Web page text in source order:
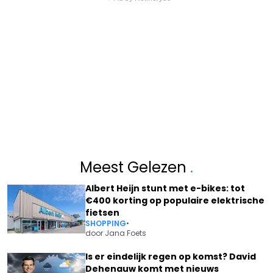
Meest Gelezen .
Albert Heijn stunt met e-bikes: tot
€400 korting op populaire elektrische
fietsen
SHOPPING•
door Jana Foets
Is er eindelijk regen op komst? David
Dehenauw komt met nieuws